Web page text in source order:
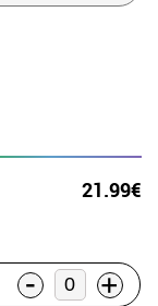
21.99€
- +